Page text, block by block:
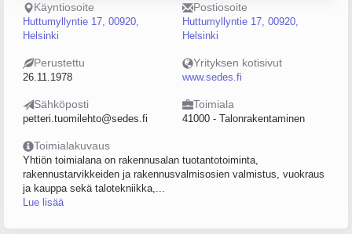
Käyntiosoite
Huttumyllyntie 17, 00920,
Helsinki
Postiosoite
Huttumyllyntie 17, 00920,
Helsinki
Perustettu
26.11.1978
Yrityksen kotisivut
www.sedes.fi
Sähköposti
petteri.tuomilehto@sedes.fi
Toimiala
41000 - Talonrakentaminen
Toimialakuvaus
Yhtiön toimialana on rakennusalan tuotantotoiminta,
rakennustarvikkeiden ja rakennusvalmisosien valmistus, vuokraus
ja kauppa sekä talotekniikka,...
Lue lisää